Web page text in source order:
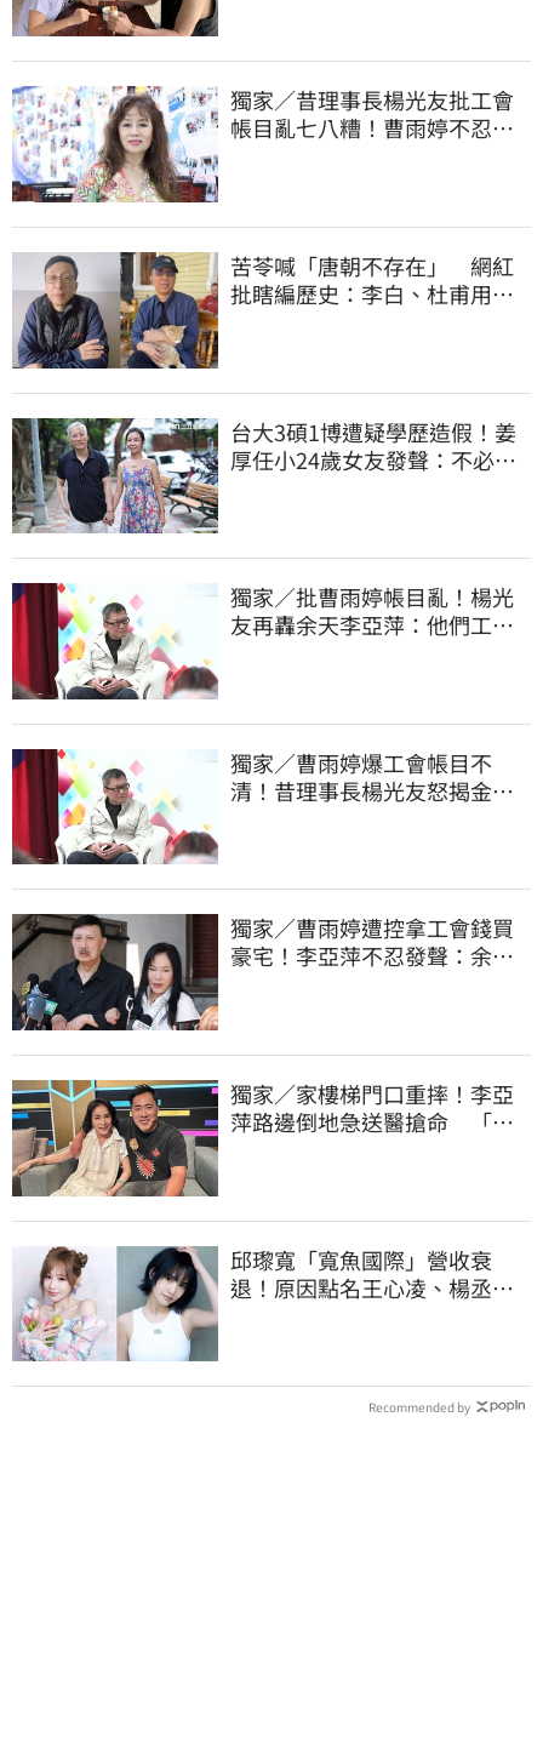
獨家／昔理事長楊光友批工會
帳目亂七八糟！曹雨婷不忍
苦苓喊「唐朝不存在」 網紅
批瞎編歷史：李白、杜甫用鮮
台大3碩1博遭疑學歷造假！姜
厚任小24歲女友發聲：不必證
獨家／批曹雨婷帳目亂！楊光
友再轟余天李亞萍：他們工會
獨家／曹雨婷爆工會帳目不
清！昔理事長楊光友怒揭金流
獨家／曹雨婷遭控拿工會錢買
豪宅！李亞萍不忍發聲：余天
獨家／家樓梯門口重摔！李亞
萍路邊倒地急送醫搶命 「最
邱瓈寬「寬魚國際」營收衰
退！原因點名王心凌、楊丞琳
Recommended by